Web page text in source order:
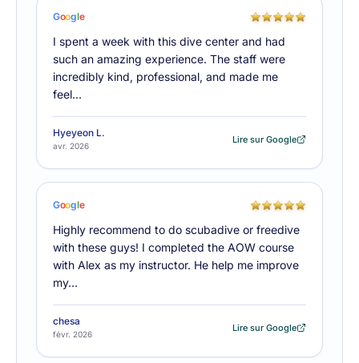
Google
I spent a week with this dive center and had
such an amazing experience. The staff were
incredibly kind, professional, and made me
feel…
Hyeyeon L.
avr. 2026
Lire sur Google
Google
Highly recommend to do scubadive or freedive
with these guys! I completed the AOW course
with Alex as my instructor. He help me improve
my…
chesa
févr. 2026
Lire sur Google